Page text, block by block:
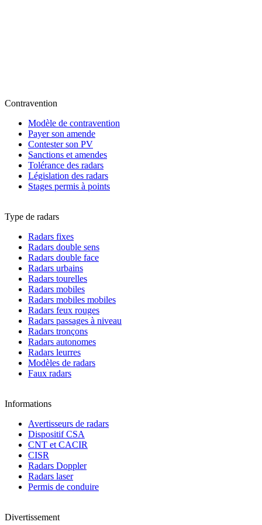
Contravention
Modèle de contravention
Payer son amende
Contester son PV
Sanctions et amendes
Tolérance des radars
Législation des radars
Stages permis à points
Type de radars
Radars fixes
Radars double sens
Radars double face
Radars urbains
Radars tourelles
Radars mobiles
Radars mobiles mobiles
Radars feux rouges
Radars passages à niveau
Radars tronçons
Radars autonomes
Radars leurres
Modèles de radars
Faux radars
Informations
Avertisseurs de radars
Dispositif CSA
CNT et CACIR
CISR
Radars Doppler
Radars laser
Permis de conduire
Divertissement